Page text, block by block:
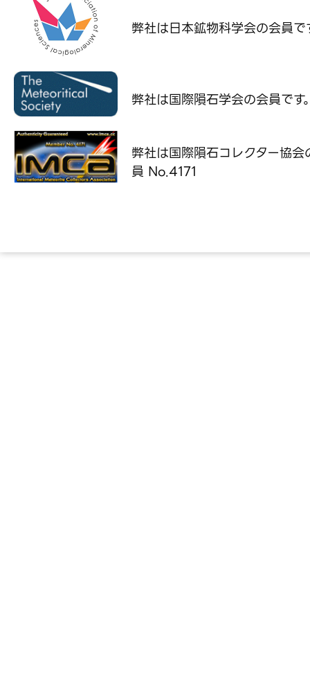
弊社は日本鉱物科学会の会員で
弊社は国際隕石学会の会員です
弊社は国際隕石コレクター協会
員 No.4171